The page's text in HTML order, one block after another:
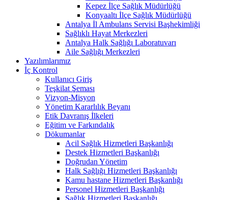
Kepez İlçe Sağlık Müdürlüğü
Konyaaltı İlçe Sağlık Müdürlüğü
Antalya İl Ambulans Servisi Başhekimliği
Sağlıklı Hayat Merkezleri
Antalya Halk Sağlığı Laboratuvarı
Aile Sağlığı Merkezleri
Yazılımlarımız
İç Kontrol
Kullanıcı Giriş
Teşkilat Şeması
Vizyon-Misyon
Yönetim Kararlılık Beyanı
Etik Davranış İlkeleri
Eğitim ve Farkındalık
Dökumanlar
Acil Sağlık Hizmetleri Başkanlığı
Destek Hizmetleri Başkanlığı
Doğrudan Yönetim
Halk Sağlığı Hizmetleri Başkanlığı
Kamu hastane Hizmetleri Başkanlığı
Personel Hizmetleri Başkanlığı
Sağlık Hizmetleri Başkanlığı